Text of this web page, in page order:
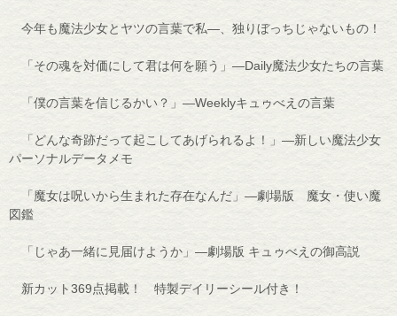
今年も魔法少女とヤツの言葉で私―、独りぼっちじゃないもの！
「その魂を対価にして君は何を願う」―Daily魔法少女たちの言葉
「僕の言葉を信じるかい？」―Weeklyキュゥべえの言葉
「どんな奇跡だって起こしてあげられるよ！」―新しい魔法少女
パーソナルデータメモ
「魔女は呪いから生まれた存在なんだ」―劇場版 魔女・使い魔
図鑑
「じゃあ一緒に見届けようか」―劇場版 キュゥべえの御高説
新カット369点掲載！ 特製デイリーシール付き！